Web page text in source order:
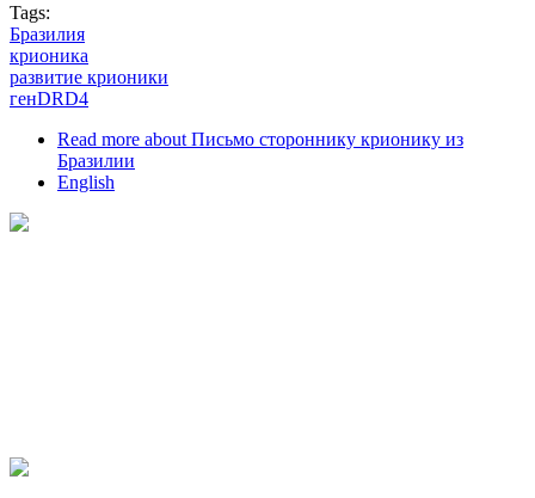
Tags:
Бразилия
крионика
развитие крионики
генDRD4
Read more about Письмо стороннику крионику из
Бразилии
English